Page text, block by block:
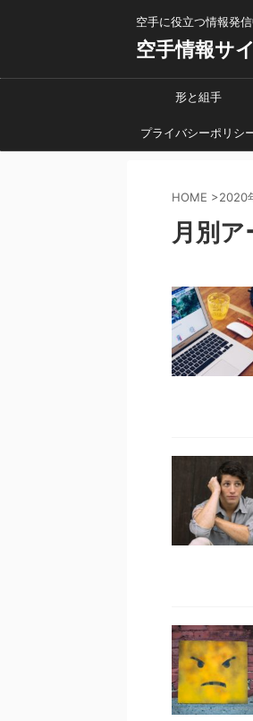
空手に役立つ情報発信
空手情報サ
形と組手
プライバシーポリシ
HOME >2020
月別